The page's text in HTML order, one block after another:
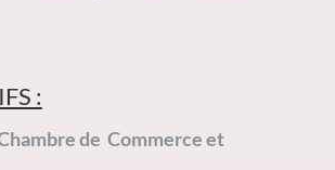
:
de Commerce et